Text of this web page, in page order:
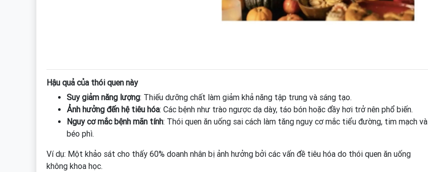
Hậu quả của thói quen này
Suy giảm năng lượng: Thiếu dưỡng chất làm giảm khả năng tập trung và sáng tạo.
Ảnh hưởng đến hệ tiêu hóa: Các bệnh như trào ngược dạ dày, táo bón hoặc đầy hơi trở nên phổ biến.
Nguy cơ mắc bệnh mãn tính: Thói quen ăn uống sai cách làm tăng nguy cơ mắc tiểu đường, tim mạch và
béo phì.
Ví dụ: Một khảo sát cho thấy 60% doanh nhân bị ảnh hưởng bởi các vấn đề tiêu hóa do thói quen ăn uống
không khoa học.